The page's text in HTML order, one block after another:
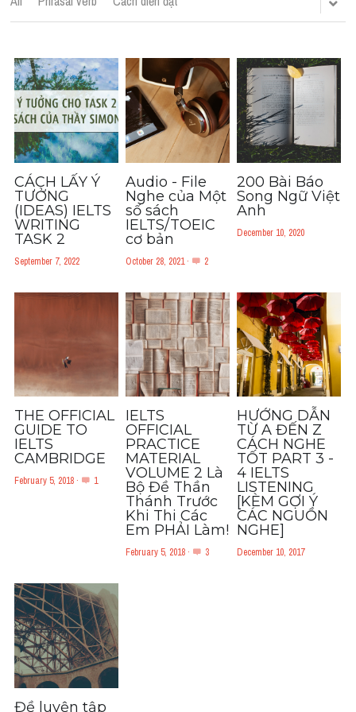
IELTS Videos - Ebook
Điểm báo
Adj
Idiom
Khác
Vocabulary - Grammar
Grammar
Collocation
Cách paraphrase
Cấu trúc câu
Giải đề THPT
Report đề thi thật IELTS GENERAL
Đề thi thật Task 1
HỌC THỬ →
CÁCH LẤY Ý
TƯỞNG
(IDEAS) IELTS
WRITING
TASK 2
September 7, 2022
Audio - File
Nghe của Một
số sách
IELTS/TOEIC
cơ bản
October 28, 2021· 2
200 Bài Báo
Song Ngữ Việt
Anh
December 10, 2020
THE OFFICIAL
GUIDE TO
IELTS
CAMBRIDGE
February 5, 2018· 1
IELTS
OFFICIAL
PRACTICE
MATERIAL
VOLUME 2 Là
Bộ Đề Thần
Thánh Trước
Khi Thi Các
Em PHẢI Làm!
February 5, 2018· 3
HƯỚNG DẪN
TỪ A ĐẾN Z
CÁCH NGHE
TỐT PART 3 -
4 IELTS
LISTENING
[KÈM GỢI Ý
CÁC NGUỒN
NGHE]
December 10, 2017
Đề luyện tập